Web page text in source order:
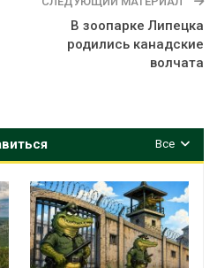
В зоопарке Липецка
родились канадские
волчата
Все